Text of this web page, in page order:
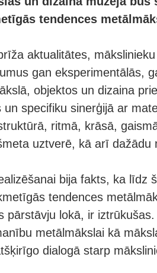
tendences
aktualitātes,
gan eksperimentālās,
objektos un dizaina
specifiku sinerģijā ar
ritmā, krāsā,
uztverē, kā arī dažādu
bija fakts, ka līdz
tendences
pārstāvju lokā, ir
metālmākslai kā
dialogā starp